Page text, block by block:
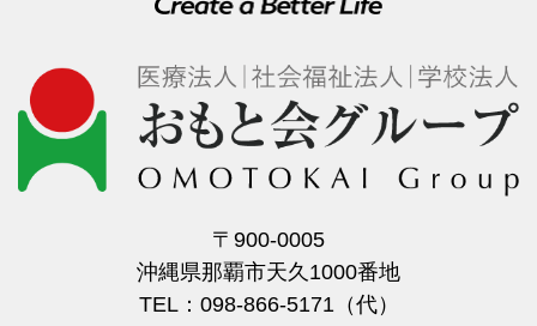
〒900-0005
沖縄県那覇市天久1000番地
TEL：098-866-5171（代）